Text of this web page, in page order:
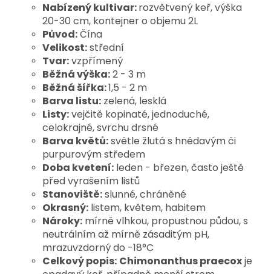
Nabízený kultivar:rozvětvený keř, výška
20-30 cm, kontejner o objemu 2L
Původ:Čína
Velikost:střední
Tvar:vzpřímený
Běžná výška:2 - 3 m
Běžná šířka:1,5 - 2 m
Barva listu: zelená, lesklá
Listy:vejčitě kopinaté, jednoduché,
celokrajné, svrchu drsné
Barva květů:světle žlutá s hnědavým či
purpurovým středem
Doba kvetení: leden - březen, často ještě
před vyrašením listů
Stanoviště:slunné, chráněné
Okrasný: listem, květem, habitem
Nároky: mírně vlhkou, propustnou půdou, s
neutrálním až mírně zásaditým pH,
mrazuvzdorný do -18°C
Celkový popis: Chimonanthus praecoxje